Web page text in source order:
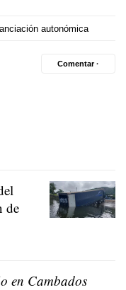
autonómica
Comentar ·
de
en Cambados